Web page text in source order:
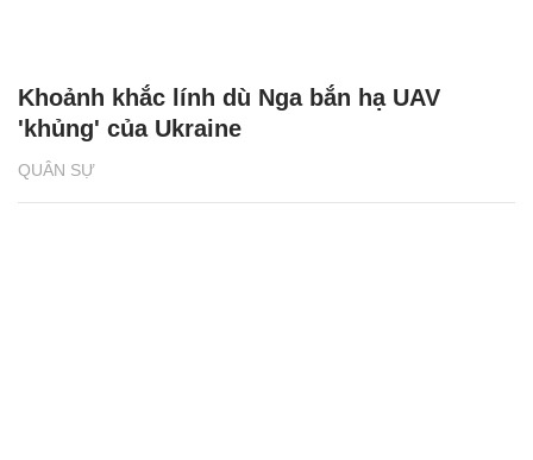
QUÂN SỰ
Khoảnh khắc lính dù Nga bắn hạ UAV
'khủng' của Ukraine